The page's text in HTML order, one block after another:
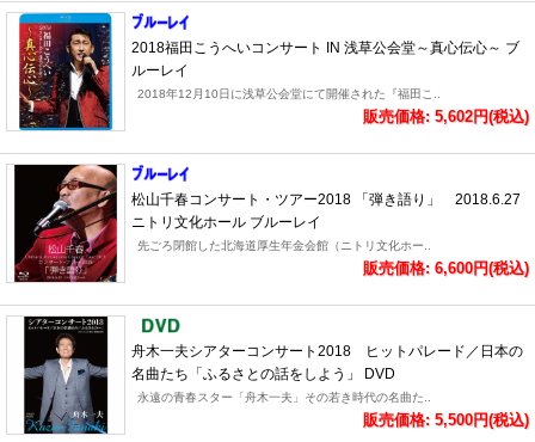
2018福田こうへいコンサート IN 浅草公会堂～真心伝心～ ブ
ルーレイ
2018年12月10日に浅草公会堂にて開催された『福田こ..
販売価格: 5,602円(税込)
松山千春コンサート・ツアー2018 「弾き語り」 2018.6.27
ニトリ文化ホール ブルーレイ
先ごろ閉館した北海道厚生年金会館（ニトリ文化ホー..
販売価格: 6,600円(税込)
舟木一夫シアターコンサート2018 ヒットパレード／日本の
名曲たち「ふるさとの話をしよう」 DVD
永遠の青春スター「舟木一夫」その若き時代の名曲た..
販売価格: 5,500円(税込)